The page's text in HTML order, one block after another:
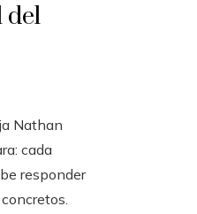
del
Nathan
cada
responder